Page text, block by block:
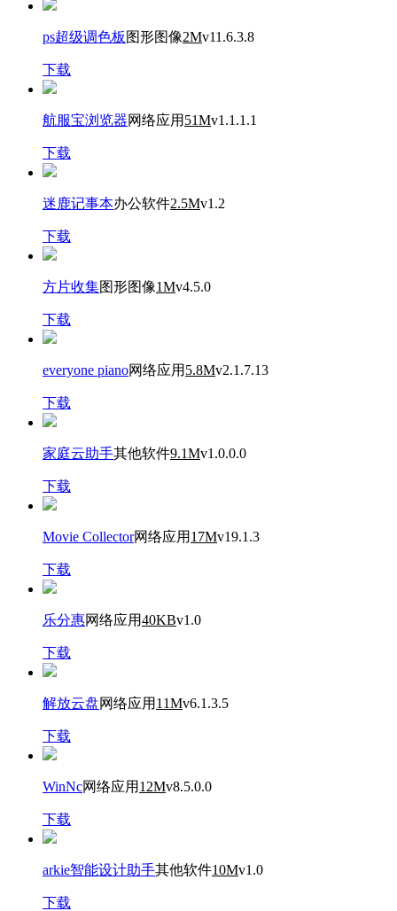
ps超级调色板 图形图像2Mv11.6.3.8
下载
航服宝浏览器网络应用 51Mv1.1.1.1
下载
迷鹿记事本办公软件2.5Mv1.2
下载
方片收集图形图像1Mv4.5.0
下载
everyone piano网络应用 5.8Mv2.1.7.13
下载
家庭云助手其他软件9.1Mv1.0.0.0
下载
Movie Collector网络应用 17Mv19.1.3
下载
乐分惠网络应用40KBv1.0
下载
解放云盘网络应用 11Mv6.1.3.5
下载
WinNc网络应用 12Mv8.5.0.0
下载
arkie智能设计助手其他软件10Mv1.0
下载